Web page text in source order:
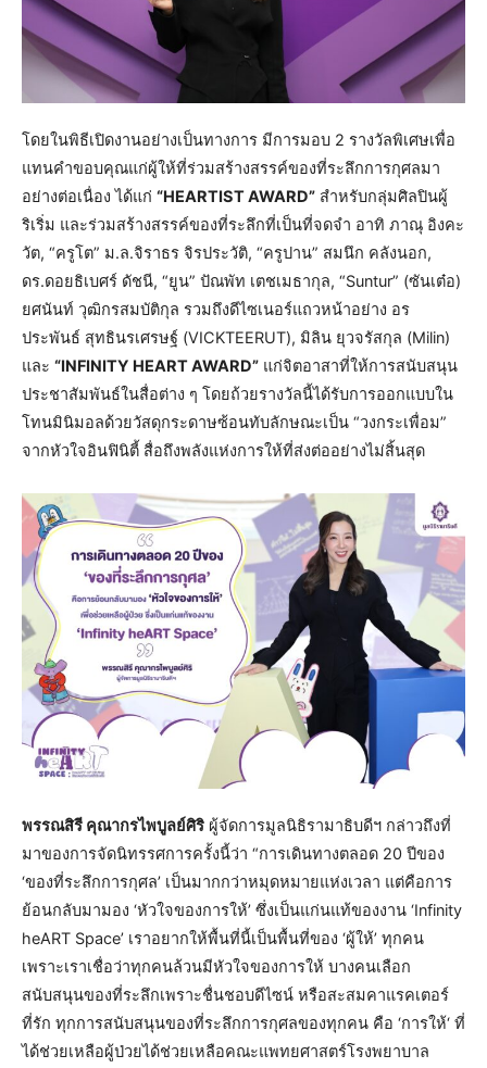
โดยในพิธีเปิดงานอย่างเป็นทางการ มีการมอบ 2 รางวัลพิเศษเพื่อ
แทนคำขอบคุณแก่ผู้ให้ที่ร่วมสร้างสรรค์ของที่ระลึกการกุศลมา
อย่างต่อเนื่อง ได้แก่ “HEARTIST AWARD” สำหรับกลุ่มศิลปินผู้
ริเริ่ม และร่วมสร้างสรรค์ของที่ระลึกที่เป็นที่จดจำ อาทิ ภาณุ อิงคะ
วัต, “ครูโต” ม.ล.จิราธร จิรประวัติ, “ครูปาน” สมนึก คลังนอก,
ดร.ดอยธิเบศร์ ดัชนี, “ยูน” ปัณพัท เตชเมธากุล, “Suntur” (ซันเต๋อ)
ยศนันท์ วุฒิกรสมบัติกุล รวมถึงดีไซเนอร์แถวหน้าอย่าง อร
ประพันธ์ สุทธินรเศรษฐ์ (VICKTEERUT), มิลิน ยุวจรัสกุล (Milin)
และ “INFINITY HEART AWARD” แก่จิตอาสาที่ให้การสนับสนุน
ประชาสัมพันธ์ในสื่อต่าง ๆ โดยถ้วยรางวัลนี้ได้รับการออกแบบใน
โทนมินิมอลด้วยวัสดุกระดาษซ้อนทับลักษณะเป็น “วงกระเพื่อม”
จากหัวใจอินฟินิตี้ สื่อถึงพลังแห่งการให้ที่ส่งต่ออย่างไม่สิ้นสุด
พรรณสิรี คุณากรไพบูลย์ศิริ ผู้จัดการมูลนิธิรามาธิบดีฯ กล่าวถึงที่
มาของการจัดนิทรรศการครั้งนี้ว่า “การเดินทางตลอด 20 ปีของ
‘ของที่ระลึกการกุศล’ เป็นมากกว่าหมุดหมายแห่งเวลา แต่คือการ
ย้อนกลับมามอง ‘หัวใจของการให้’ ซึ่งเป็นแก่นแท้ของงาน ‘Infinity
heART Space’ เราอยากให้พื้นที่นี้เป็นพื้นที่ของ ‘ผู้ให้’ ทุกคน
เพราะเราเชื่อว่าทุกคนล้วนมีหัวใจของการให้ บางคนเลือก
สนับสนุนของที่ระลึกเพราะชื่นชอบดีไซน์ หรือสะสมคาแรคเตอร์
ที่รัก ทุกการสนับสนุนของที่ระลึกการกุศลของทุกคน คือ ‘การให้‘ ที่
ได้ช่วยเหลือผู้ป่วยได้ช่วยเหลือคณะแพทยศาสตร์โรงพยาบาล